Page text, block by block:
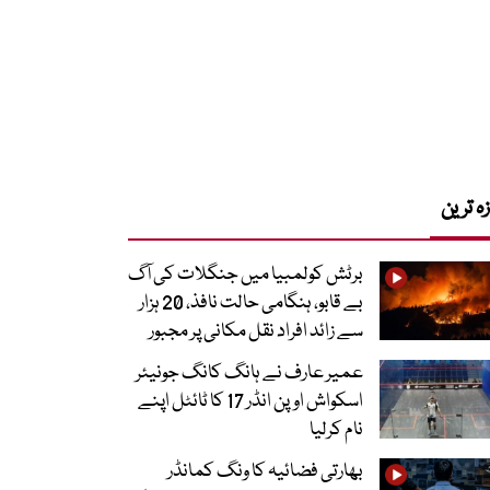
ترین
برٹش کولمبیا میں جنگلات کی آگ
بے قابو، ہنگامی حالت نافذ، 20 ہزار
سے زائد افراد نقل مکانی پر مجبور
عمیر عارف نے ہانگ کانگ جونیئر
اسکواش اوپن انڈر 17 کا ٹائٹل اپنے
نام کرلیا
بھارتی فضائیہ کا ونگ کمانڈر